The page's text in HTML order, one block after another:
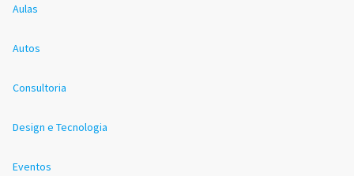
Aulas
Autos
Consultoria
Design e Tecnologia
Eventos